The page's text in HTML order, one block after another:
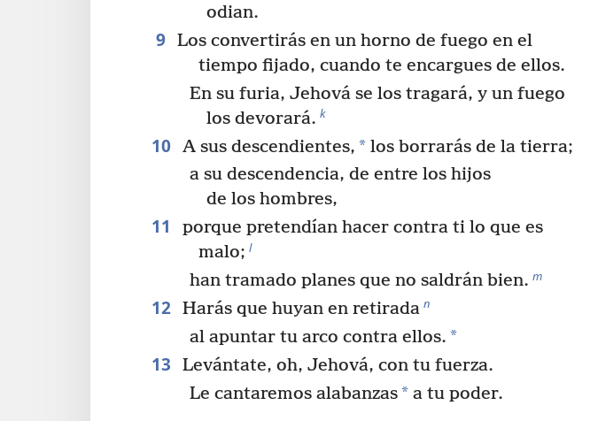
odian.
9 Los convertirás en un horno de fuego en el
tiempo fijado, cuando te encargues de ellos.
En su furia, Jehová se los tragará, y un fuego
los devorará. k
10 A sus descendientes, *los borrarás de la tierra;
a su descendencia, de entre los hijos
de los hombres,
11
porque pretendían hacer contra ti lo que es
malo; l
han tramado planes que no saldrán bien. m
12 Harás que huyan en retirada n
al apuntar tu arco contra ellos. *
13
Levántate, oh, Jehová, con tu fuerza.
Le cantaremos alabanzas* a tu poder.